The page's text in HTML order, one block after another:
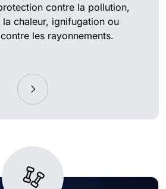
contre la pollution,
la chaleur, ignifugation ou
les rayonnements.